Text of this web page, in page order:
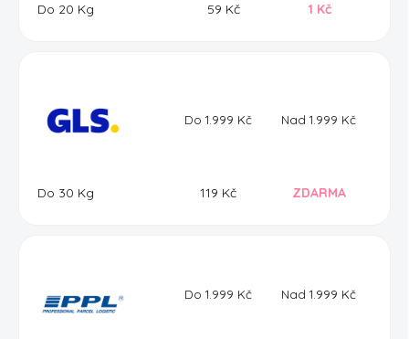
Do 20 Kg 59 Kč 1 Kč
Do 1.999 Kč Nad 1.999 Kč
Do 30 Kg 119 Kč ZDARMA
Do 1.999 Kč Nad 1.999 Kč